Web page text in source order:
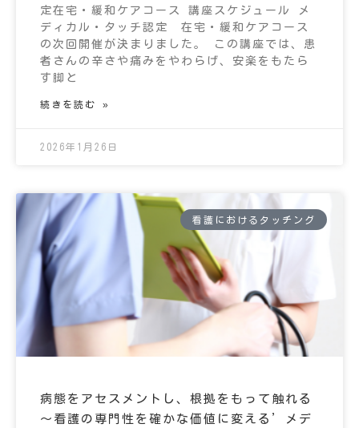
定在宅・緩和ケアコース 講座スケジュール メ
ディカル・タッチ認定 在宅・緩和ケアコース
の次回開催が決まりました。 この講座では、患
者さんの辛さや痛みをやわらげ、安楽をもたら
す脚と
続きを読む »
2026年1月26日
看護におけるタッチング
病態をアセスメントし、根拠をもって触れる
～看護の専門性を確かな価値に変える’メデ